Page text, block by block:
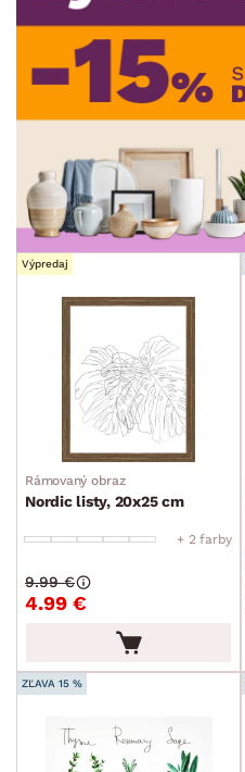
DEKOR
ROZMERY
MATERIÁL
MIESTNOSŤ
SKLADOVOSŤ
Výpredaj
Rámovaný obraz
Nordic listy, 20x25 cm
+ 2 farby
4.99 €
9.99 €
ZĽAVA 15 %